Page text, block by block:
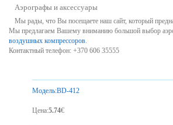
Aэрографы и аксессуары
Мы рады, что Вы посещаете наш сайт, который
Мы предлагаем Вашему вниманию большой выбор
воздушных компрессоров.
Контактный телефон: +370 606 35555
Модель:BD-412
Цена:5.74€